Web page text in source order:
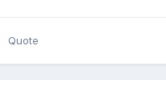
Quote